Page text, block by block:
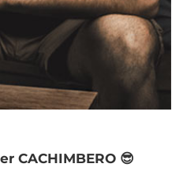
CACHIMBERO 😎